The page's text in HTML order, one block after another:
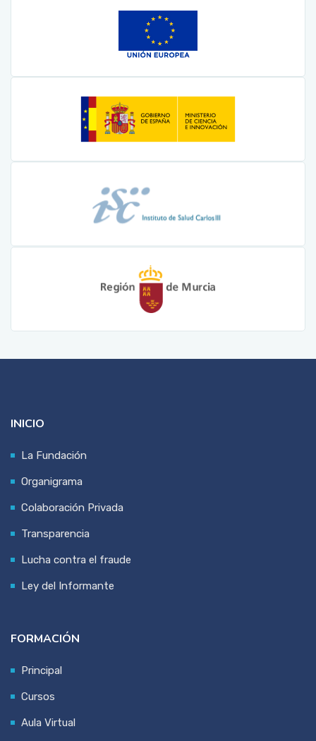
INICIO
La Fundación
Organigrama
Colaboración Privada
Transparencia
Lucha contra el fraude
Ley del Informante
FORMACIÓN
Principal
Cursos
Aula Virtual